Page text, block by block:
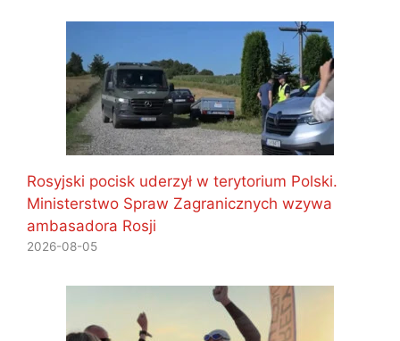
Rosyjski pocisk uderzył w terytorium Polski.
Ministerstwo Spraw Zagranicznych wzywa
ambasadora Rosji
2026-08-05